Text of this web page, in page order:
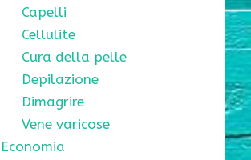
Capelli
Cellulite
Cura della pelle
Depilazione
Dimagrire
Vene varicose
Economia